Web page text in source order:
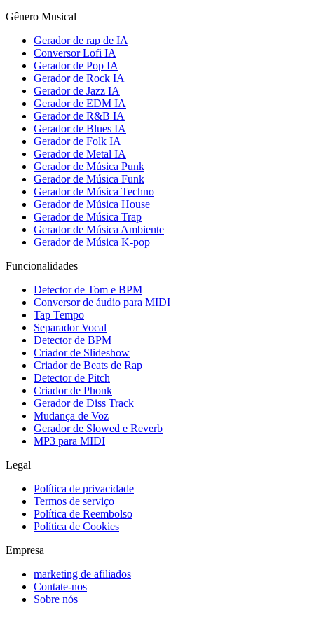
Gênero Musical
Gerador de rap de IA
Conversor Lofi IA
Gerador de Pop IA
Gerador de Rock IA
Gerador de Jazz IA
Gerador de EDM IA
Gerador de R&B IA
Gerador de Blues IA
Gerador de Folk IA
Gerador de Metal IA
Gerador de Música Punk
Gerador de Música Funk
Gerador de Música Techno
Gerador de Música House
Gerador de Música Trap
Gerador de Música Ambiente
Gerador de Música K-pop
Funcionalidades
Detector de Tom e BPM
Conversor de áudio para MIDI
Tap Tempo
Separador Vocal
Detector de BPM
Criador de Slideshow
Criador de Beats de Rap
Detector de Pitch
Criador de Phonk
Gerador de Diss Track
Mudança de Voz
Gerador de Slowed e Reverb
MP3 para MIDI
Legal
Política de privacidade
Termos de serviço
Política de Reembolso
Política de Cookies
Empresa
marketing de afiliados
Contate-nos
Sobre nós